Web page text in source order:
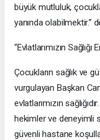
büyük mutluluk,
yanında olabilmektir.”
“Evlatlarımızın
Çocukların sağlık ve
vurgulayan Başkan
evlatlarımızın
hekimler ve deneyimli
güvenli hastane